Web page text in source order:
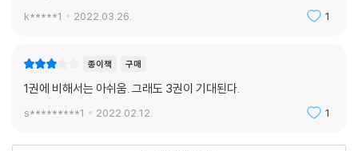
k*****1 2022.03.26. 1
종이책 구매
1권에 비해서는 아쉬움. 그래도 3권이 기대된다.
s*********1 2022.02.12. 1